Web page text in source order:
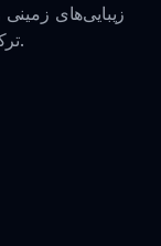
زیبایی‌های
ترکیب‌های صوتی اصیل بسازید.